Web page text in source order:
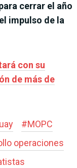
cerrar el año
impulso de la
con su
de más de
#MOPC
operaciones